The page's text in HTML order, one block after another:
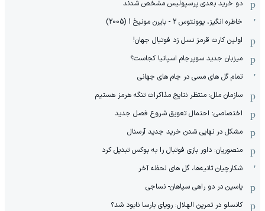
دو خرید بعدی پرسپولیس مشخص شدند
خاطره انگیز، یوونتوس 2 - بایرن مونیخ 1 (2005)
اولین کارت قرمز نسل زد فوتبال جهان!
میزبان جدید سوپرجام اسپانیا کجاست؟
تمام گل های مسی در جام های جهانی
سازمان ملل: منتظر نتایج مذاکرات تنگه هرمز هستیم
اختصاصی: احتمال تعویق شروع فصل جدید
مشکل در نهایی شدن خرید جدید آرسنال
منصوریان: داور بازی فوتبال را به بوکس تبدیل کرد
شکارچیان ثانیه‌ها، گل های لحظه آخر
یاسین در دو راهی سپاهان- نساجی
کانسلو در تمرین الهلال: رویای بارسا نابود شد؟